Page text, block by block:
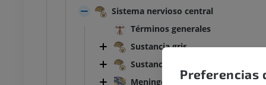
Sistema nervioso central
Términos generales
Sustancia gris
Sustancia blanca
Meninges
Preferencias